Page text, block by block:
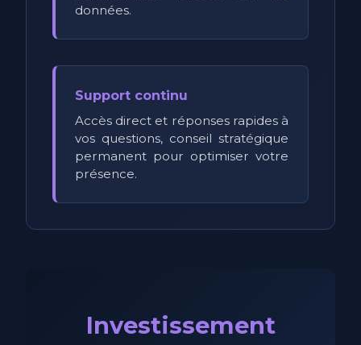
données.
Support continu
Accès direct et réponses rapides à
vos questions, conseil stratégique
permanent pour optimiser votre
présence.
Investissement